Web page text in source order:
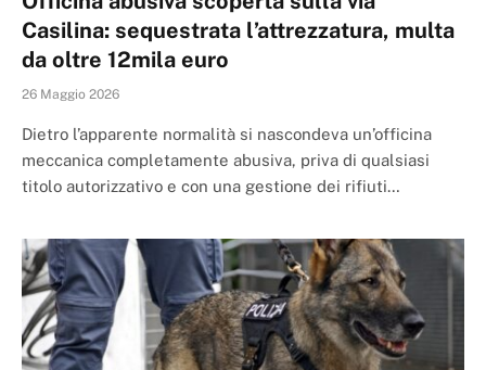
Casilina: sequestrata l’attrezzatura, multa
da oltre 12mila euro
26 Maggio 2026
Dietro l’apparente normalità si nascondeva un’officina
meccanica completamente abusiva, priva di qualsiasi
titolo autorizzativo e con una gestione dei rifiuti…